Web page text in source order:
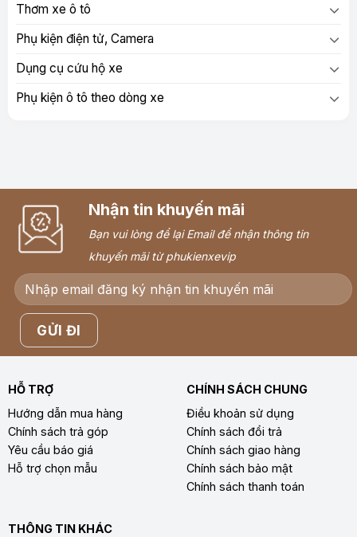
Thơm xe ô tô
Phụ kiện điện tử, Camera
Dụng cụ cứu hộ xe
Phụ kiện ô tô theo dòng xe
Nhận tin khuyến mãi
Bạn vui lòng để lại Email để nhận thông tin
khuyến mãi từ phukienxevip
HỖ TRỢ
Hướng dẫn mua hàng
Chính sách trả góp
Yêu cầu báo giá
Hỗ trợ chọn mẫu
CHÍNH SÁCH CHUNG
Điều khoản sử dụng
Chính sách đổi trả
Chính sách giao hàng
Chính sách bảo mật
Chính sách thanh toán
THÔNG TIN KHÁC